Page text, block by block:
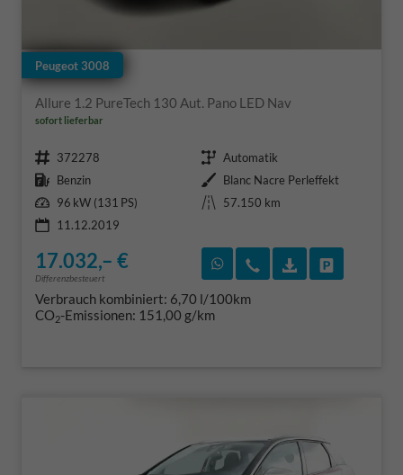
Peugeot 3008
Allure 1.2 PureTech 130 Aut. Pano LED Nav
sofort lieferbar
Fahrzeugnr. 372278 Getriebe Automatik
Kraftstoff Benzin Außenfarbe Blanc Nacre Perleffekt
Leistung 96 kW (131 PS) Kilometerstand
57.150 km
11.12.2019
17.032,– €
Differenzbesteuert
Rückruf vereinbaren
Wir rufen Sie an
Verbrauch kombiniert: 6,70 l/100km
CO2-Emissionen: 151,00 g/km